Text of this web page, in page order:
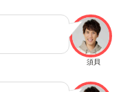
須貝